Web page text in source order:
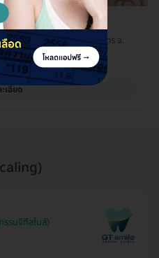
ทพารักษ์ อ. เมืองสมุทรปราการ จ.
เอียด
รมจีทีสไมล์)